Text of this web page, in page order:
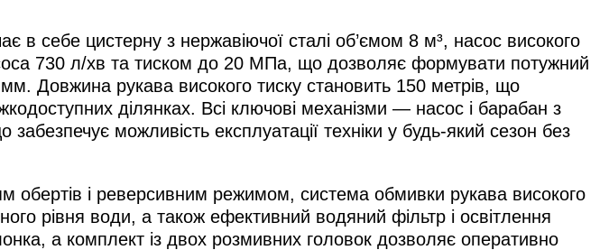
себе цистерну з нержавіючої сталі об’ємом 8 м³, насос високого
730 л/хв та тиском до 20 МПа, що дозволяє формувати потужний
Довжина рукава високого тиску становить 150 метрів, що
ділянках. Всі ключові механізми — насос і барабан з
можливість експлуатації техніки у будь-який сезон без
і реверсивним режимом, система обмивки рукава високого
рівня води, а також ефективний водяний фільтр і освітлення
а комплект із двох розмивних головок дозволяє оперативно